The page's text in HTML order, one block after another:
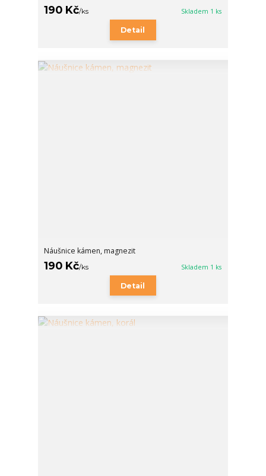
190 Kč/ks Skladem 1 ks
Detail
Náušnice kámen, magnezit
190 Kč/ks Skladem 1 ks
Detail